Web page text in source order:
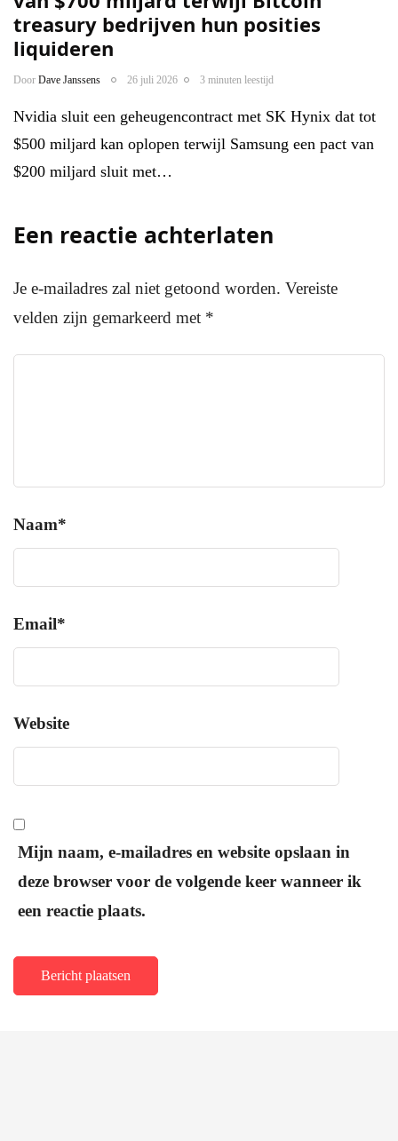
treasury bedrijven hun posities
liquideren
Door Dave Janssens 26 juli 2026 3 minuten leestijd
Nvidia sluit een geheugencontract met SK Hynix dat tot
$500 miljard kan oplopen terwijl Samsung een pact van
$200 miljard sluit met…
Een reactie achterlaten
Je e-mailadres zal niet getoond worden. Vereiste
velden zijn gemarkeerd met *
Naam*
Email*
Website
Mijn naam, e-mailadres en website opslaan in
deze browser voor de volgende keer wanneer ik
een reactie plaats.